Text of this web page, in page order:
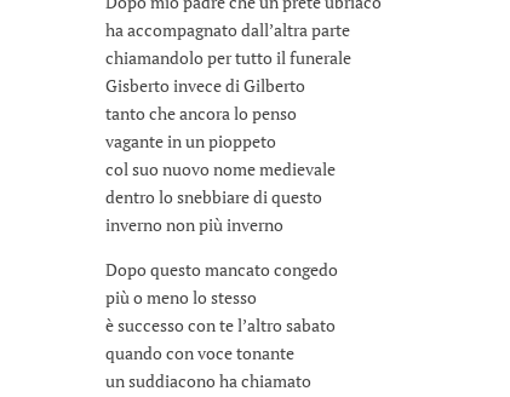
ha accompagnato dall’altra parte
chiamandolo per tutto il funerale
Gisberto invece di Gilberto
tanto che ancora lo penso
vagante in un pioppeto
col suo nuovo nome medievale
dentro lo snebbiare di questo
inverno non più inverno
Dopo questo mancato congedo
più o meno lo stesso
è successo con te l’altro sabato
quando con voce tonante
un suddiacono ha chiamato